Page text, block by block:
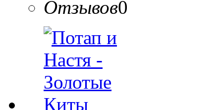
Отзывов0